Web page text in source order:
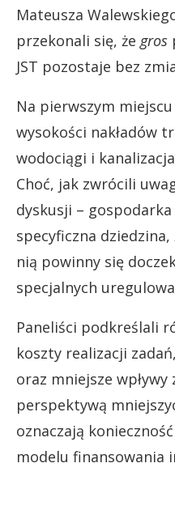
Mateusza
przekonali się, że gros
JST pozostaje bez
Na pierwszym
wysokości nakładów
wodociągi i
Choć, jak zwrócili
dyskusji –
specyficzna dziedzina,
nią powinny się
specjalnych
Paneliści podkreślali
koszty realizacji
oraz mniejsze wpływy
perspektywą
oznaczają
modelu finansowania